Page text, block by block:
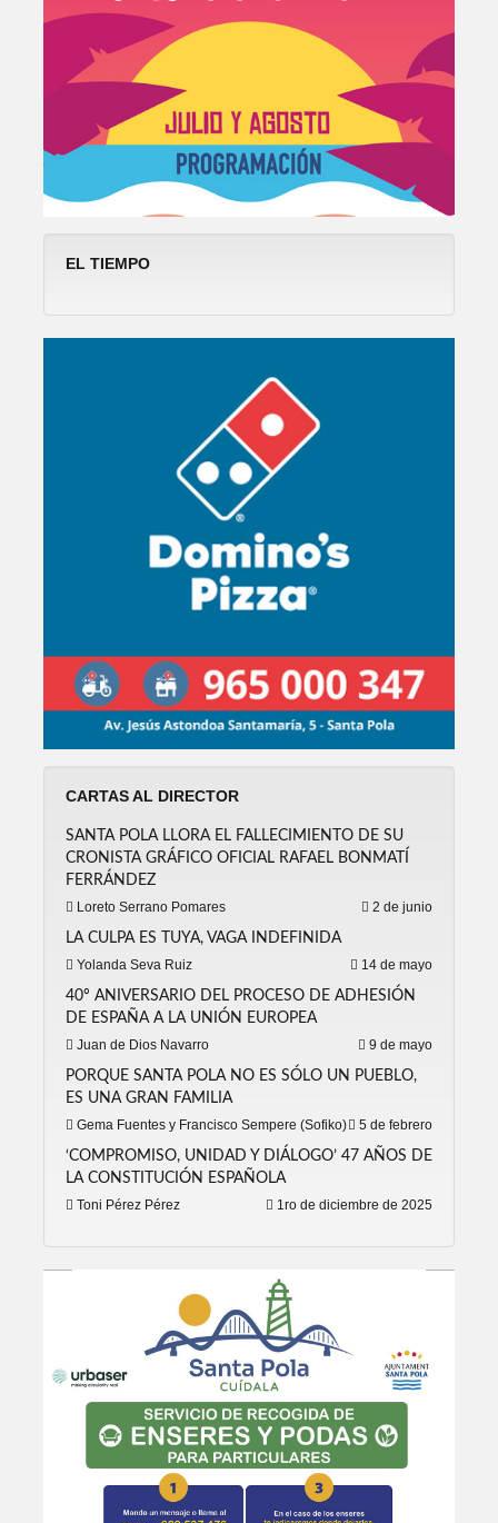
EL TIEMPO
CARTAS AL DIRECTOR
SANTA POLA LLORA EL FALLECIMIENTO DE SU
CRONISTA GRÁFICO OFICIAL RAFAEL BONMATÍ
FERRÁNDEZ
Loreto Serrano Pomares 2 de junio
LA CULPA ES TUYA, VAGA INDEFINIDA
Yolanda Seva Ruiz 14 de mayo
40º ANIVERSARIO DEL PROCESO DE ADHESIÓN
DE ESPAÑA A LA UNIÓN EUROPEA
Juan de Dios Navarro 9 de mayo
PORQUE SANTA POLA NO ES SÓLO UN PUEBLO,
ES UNA GRAN FAMILIA
Gema Fuentes y Francisco Sempere (Sofiko) 5 de febrero
‘COMPROMISO, UNIDAD Y DIÁLOGO’ 47 AÑOS DE
LA CONSTITUCIÓN ESPAÑOLA
Toni Pérez Pérez 1ro de diciembre de 2025